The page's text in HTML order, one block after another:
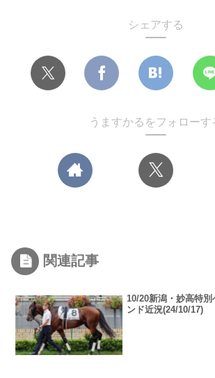
シェアする
うますかるをフォローす
関連記事
10/20新潟・妙高特
ンド近況(24/10/17)